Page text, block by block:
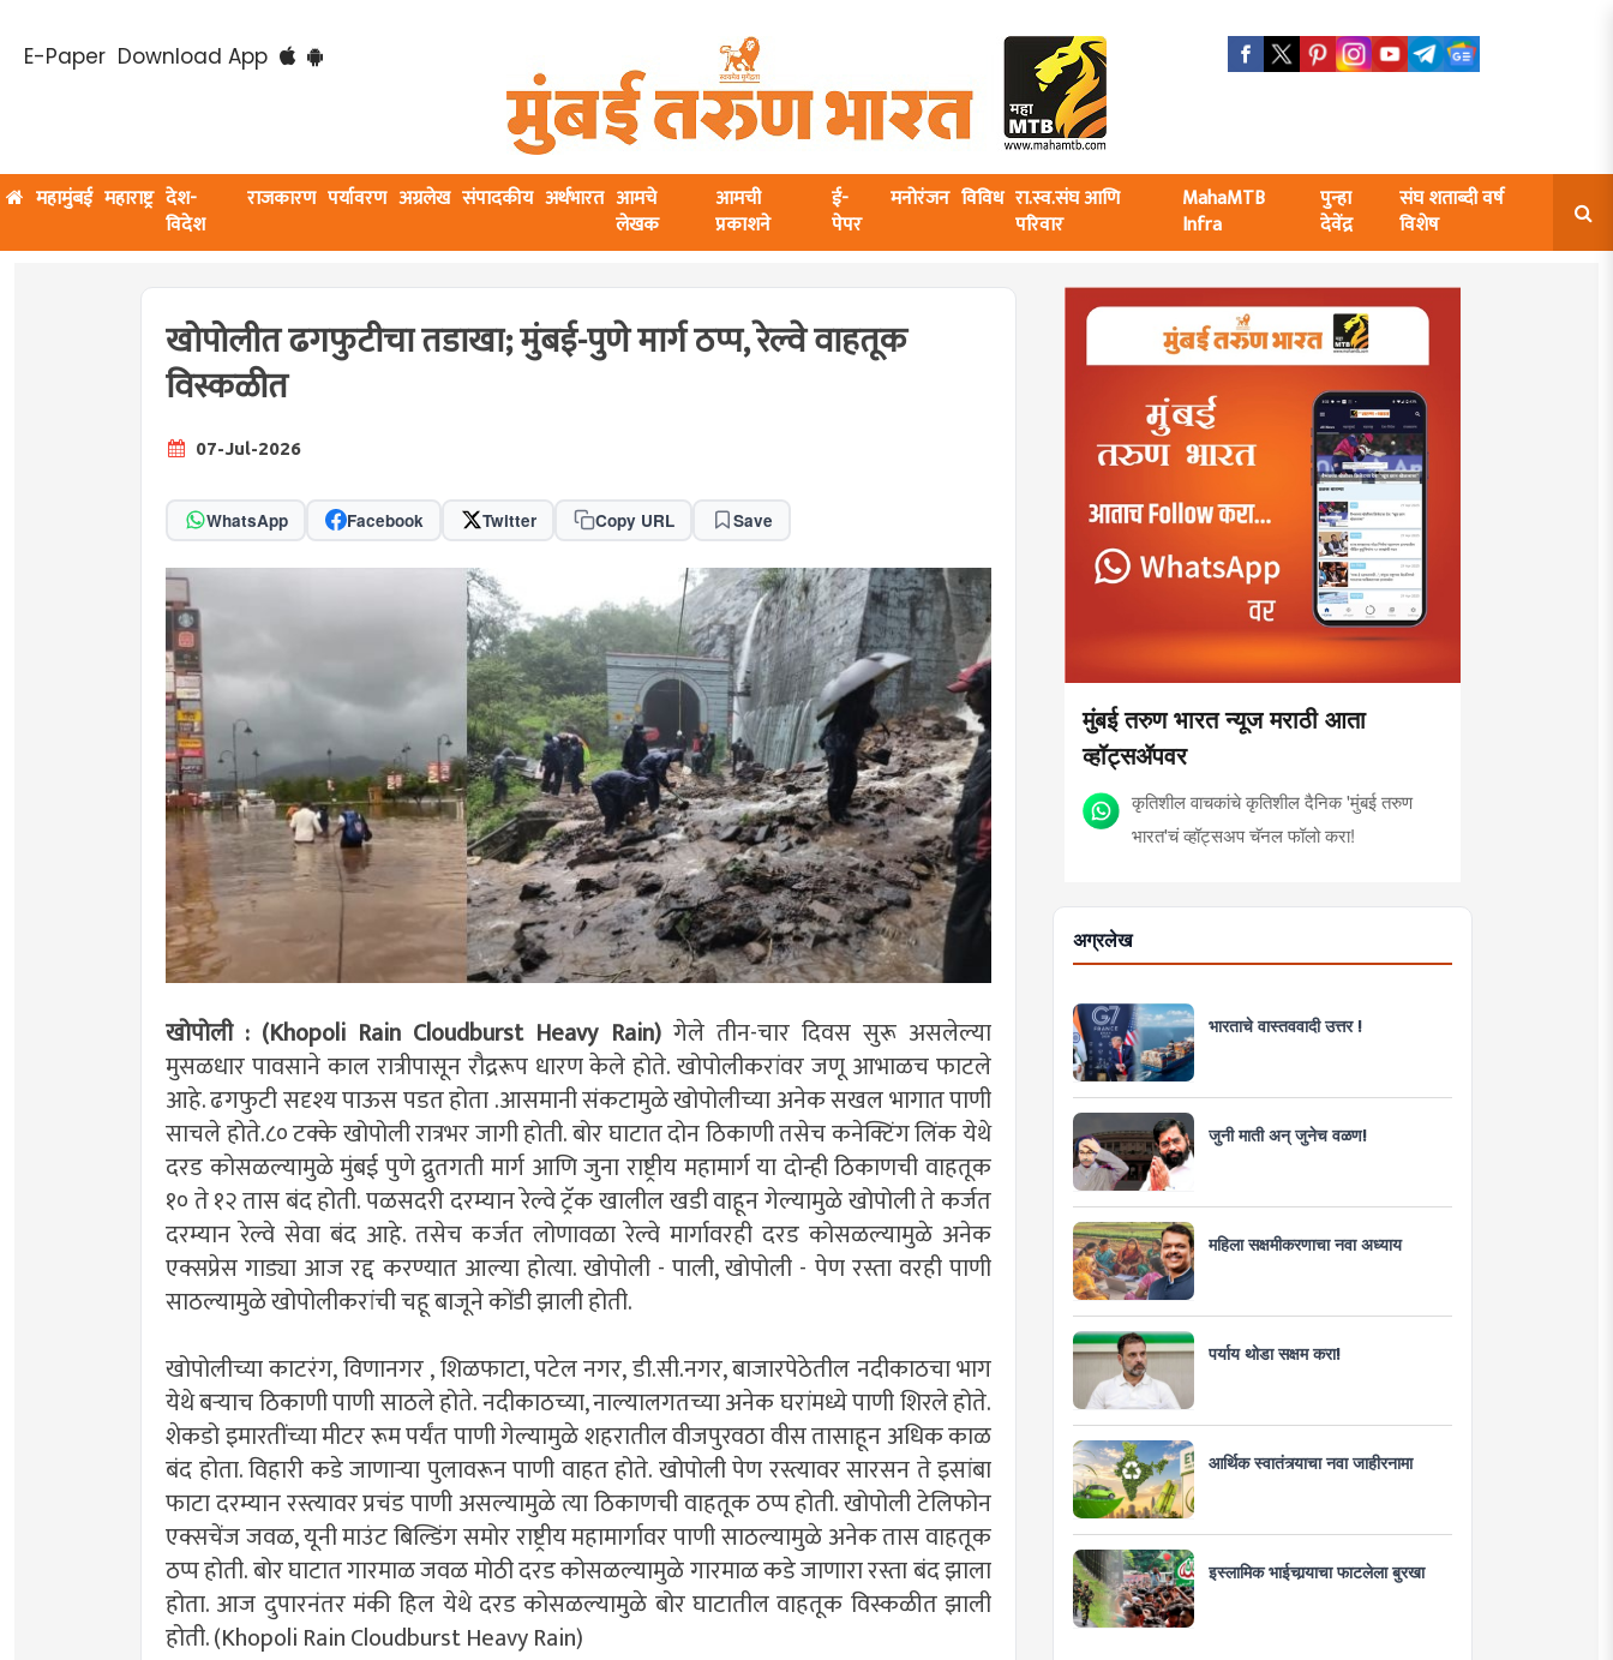
E-Paper Download App
महामुंबई महाराष्ट्र देश-
विदेश
राजकारण पर्यावरण अग्रलेख संपादकीय अर्थभारत आमचे
लेखक
आमची
प्रकाशने
ई-
पेपर
मनोरंजन विविध रा.स्व.संघ आणि
परिवार
MahaMTB
Infra
पुन्हा
देवेंद्र
संघ शताब्दी वर्ष
विशेष
खोपोलीत ढगफुटीचा तडाखा; मुंबई-पुणे मार्ग ठप्प, रेल्वे वाहतूक
विस्कळीत
07-Jul-2026
WhatsApp Facebook Twitter Copy URL Save
खोपोली : (Khopoli Rain Cloudburst Heavy Rain) गेले तीन-चार दिवस सुरू असलेल्या
मुसळधार पावसाने काल रात्रीपासून रौद्ररूप धारण केले होते. खोपोलीकरांवर जणू आभाळच फाटले
आहे. ढगफुटी सदृश्य पाऊस पडत होता .आसमानी संकटामुळे खोपोलीच्या अनेक सखल भागात पाणी
साचले होते.८० टक्के खोपोली रात्रभर जागी होती. बोर घाटात दोन ठिकाणी तसेच कनेक्टिंग लिंक येथे
दरड कोसळल्यामुळे मुंबई पुणे द्रुतगती मार्ग आणि जुना राष्ट्रीय महामार्ग या दोन्ही ठिकाणची वाहतूक
१० ते १२ तास बंद होती. पळसदरी दरम्यान रेल्वे ट्रॅक खालील खडी वाहून गेल्यामुळे खोपोली ते कर्जत
दरम्यान रेल्वे सेवा बंद आहे. तसेच कर्जत लोणावळा रेल्वे मार्गावरही दरड कोसळल्यामुळे अनेक
एक्सप्रेस गाड्या आज रद्द करण्यात आल्या होत्या. खोपोली - पाली, खोपोली - पेण रस्ता वरही पाणी
साठल्यामुळे खोपोलीकरांची चहू बाजूने कोंडी झाली होती.
खोपोलीच्या काटरंग, विणानगर , शिळफाटा, पटेल नगर, डी.सी.नगर, बाजारपेठेतील नदीकाठचा भाग
येथे बऱ्याच ठिकाणी पाणी साठले होते. नदीकाठच्या, नाल्यालगतच्या अनेक घरांमध्ये पाणी शिरले होते.
शेकडो इमारतींच्या मीटर रूम पर्यंत पाणी गेल्यामुळे शहरातील वीजपुरवठा वीस तासाहून अधिक काळ
बंद होता. विहारी कडे जाणाऱ्या पुलावरून पाणी वाहत होते. खोपोली पेण रस्त्यावर सारसन ते इसांबा
फाटा दरम्यान रस्त्यावर प्रचंड पाणी असल्यामुळे त्या ठिकाणची वाहतूक ठप्प होती. खोपोली टेलिफोन
एक्सचेंज जवळ, यूनी माउंट बिल्डिंग समोर राष्ट्रीय महामार्गावर पाणी साठल्यामुळे अनेक तास वाहतूक
ठप्प होती. बोर घाटात गारमाळ जवळ मोठी दरड कोसळल्यामुळे गारमाळ कडे जाणारा रस्ता बंद झाला
होता. आज दुपारनंतर मंकी हिल येथे दरड कोसळल्यामुळे बोर घाटातील वाहतूक विस्कळीत झाली
होती. (Khopoli Rain Cloudburst Heavy Rain)
मुंबई तरुण भारत न्यूज मराठी आता
व्हॉट्सॲपवर
कृतिशील वाचकांचे कृतिशील दैनिक 'मुंबई तरुण
भारत'चं व्हॉट्सअप चॅनल फॉलो करा!
अग्रलेख
भारताचे वास्तववादी उत्तर !
जुनी माती अन् जुनेच वळण!
महिला सक्षमीकरणाचा नवा अध्याय
पर्याय थोडा सक्षम करा!
आर्थिक स्वातंत्र्याचा नवा जाहीरनामा
इस्लामिक भाईचार्‍याचा फाटलेला बुरखा